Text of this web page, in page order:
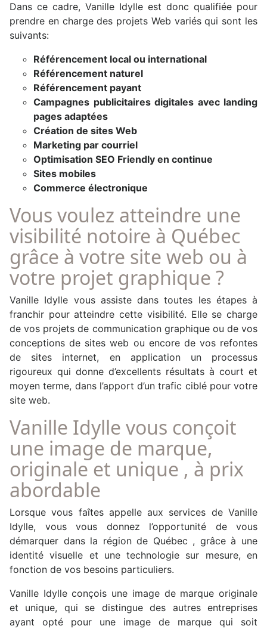
Dans ce cadre, Vanille Idylle est donc qualifiée pour
prendre en charge des projets Web variés qui sont les
suivants:
Référencement local ou international
Référencement naturel
Référencement payant
Campagnes publicitaires digitales avec landing
pages adaptées
Création de sites Web
Marketing par courriel
Optimisation SEO Friendly en continue
Sites mobiles
Commerce électronique
Vous voulez atteindre une
visibilité notoire à Québec
grâce à votre site web ou à
votre projet graphique ?
Vanille Idylle vous assiste dans toutes les étapes à
franchir pour atteindre cette visibilité. Elle se charge
de vos projets de communication graphique ou de vos
conceptions de sites web ou encore de vos refontes
de sites internet, en application un processus
rigoureux qui donne d’excellents résultats à court et
moyen terme, dans l’apport d’un trafic ciblé pour votre
site web.
Vanille Idylle vous conçoit
une image de marque,
originale et unique , à prix
abordable
Lorsque vous faîtes appelle aux services de Vanille
Idylle, vous vous donnez l’opportunité de vous
démarquer dans la région de Québec , grâce à une
identité visuelle et une technologie sur mesure, en
fonction de vos besoins particuliers.
Vanille Idylle conçois une image de marque originale
et unique, qui se distingue des autres entreprises
ayant opté pour une image de marque qui soit